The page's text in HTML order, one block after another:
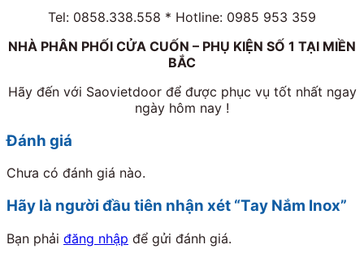
Tel: 0858.338.558 * Hotline: 0985 953 359
NHÀ PHÂN PHỐI CỬA CUỐN – PHỤ KIỆN SỐ 1 TẠI MIỀN
BẮC
Hãy đến với Saovietdoor để được phục vụ tốt nhất ngay
ngày hôm nay !
Đánh giá
Chưa có đánh giá nào.
Hãy là người đầu tiên nhận xét “Tay Nắm Inox”
Bạn phải đăng nhập để gửi đánh giá.